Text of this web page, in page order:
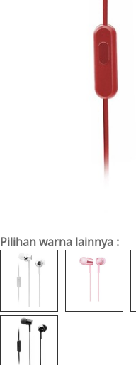
Pilihan warna lainnya :